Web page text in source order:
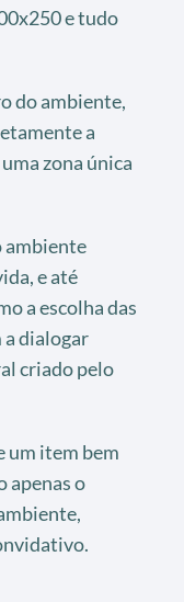
e tudo
do ambiente,
a
zona única
ambiente
e até
a escolha das
a dialogar
criado pelo
um item bem
apenas o